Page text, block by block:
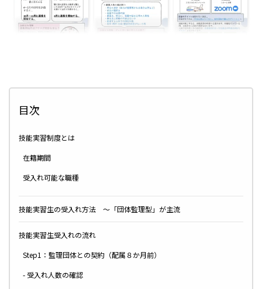
目次
技能実習制度とは
在籍期間
受入れ可能な職種
技能実習生の受入れ方法 ～「団体監理型」が主流
技能実習生受入れの流れ
Step1：監理団体との契約（配属８か月前）
- 受入れ人数の確認